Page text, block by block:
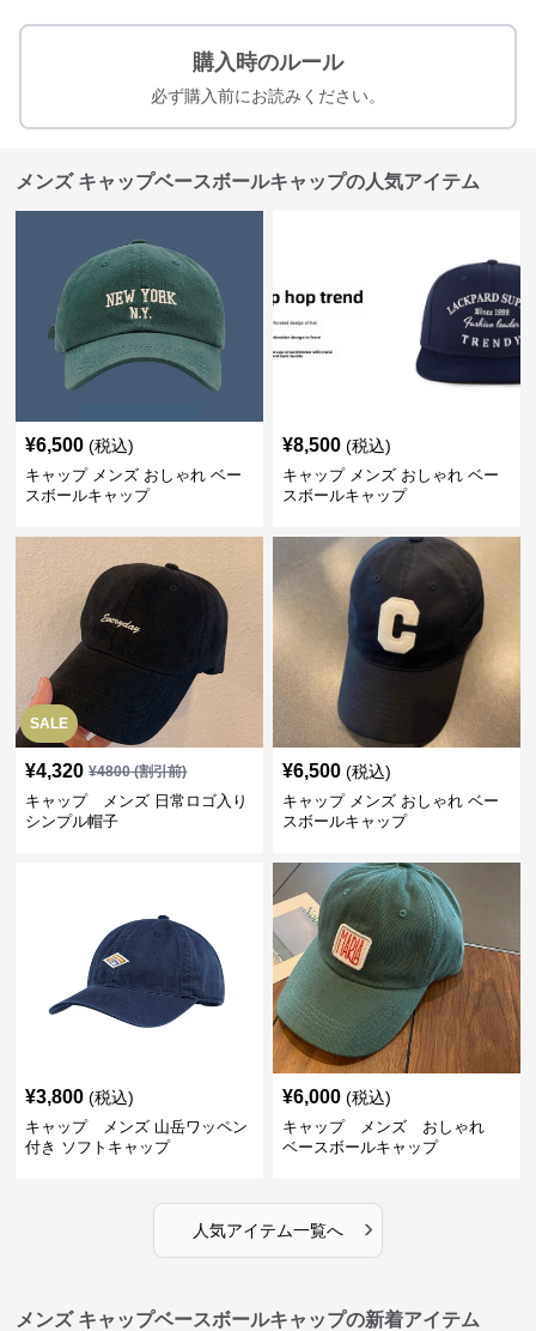
購入時のルール
必ず購入前にお読みください。
メンズ キャップベースボールキャップの人気アイテム
¥6,500 (税込)
キャップ メンズ おしゃれ ベー
スボールキャップ
¥8,500 (税込)
キャップ メンズ おしゃれ ベー
スボールキャップ
SALE
¥4,320 ¥4800(割引前)
キャップ メンズ 日常ロゴ入り
シンプル帽子
¥6,500 (税込)
キャップ メンズ おしゃれ ベー
スボールキャップ
¥3,800 (税込)
キャップ メンズ 山岳ワッペン
付き ソフトキャップ
¥6,000 (税込)
キャップ メンズ おしゃれ
ベースボールキャップ
人気アイテム一覧へ ›
メンズ キャップベースボールキャップの新着アイテム